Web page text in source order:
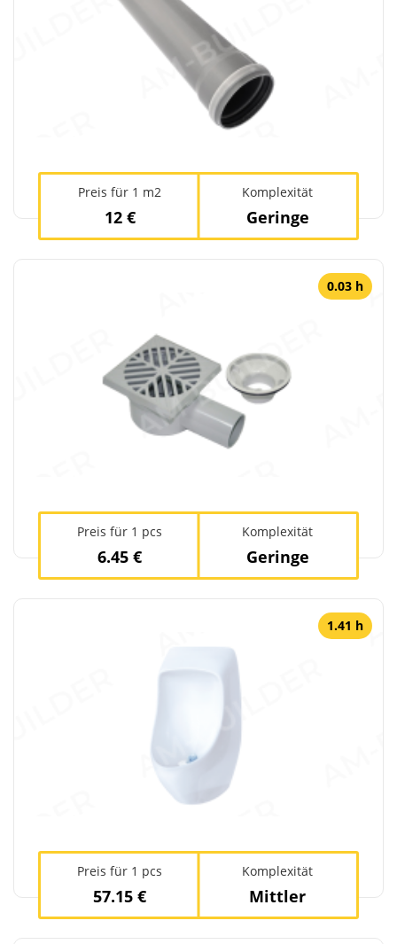
Preis für 1 m2
12 €
Komplexität
Geringe
0.03 h
Preis für 1 pcs
6.45 €
Komplexität
Geringe
1.41 h
Preis für 1 pcs
57.15 €
Komplexität
Mittler